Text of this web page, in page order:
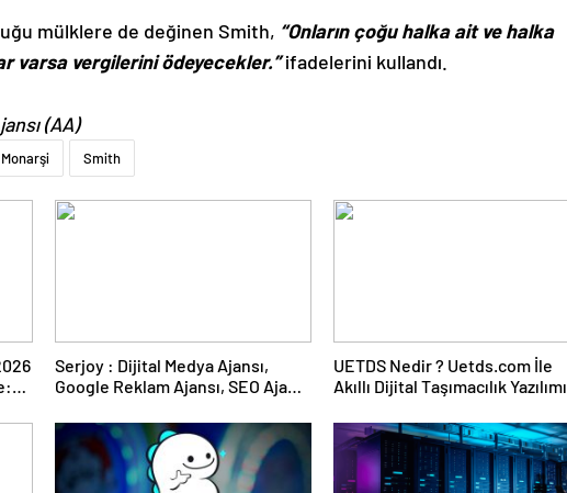
mülklere de değinen Smith, “Onların çoğu halka ait ve halka
varsa vergilerini ödeyecekler.”ifadelerini kullandı.
(AA)
Monarşi Smith
Serjoy : Dijital Medya Ajansı,
Google Reklam Ajansı, SEO Ajansı
UETDS Nedir ? Uetds.com İle
Akıllı Dijital Taşımacılık Yazılımı